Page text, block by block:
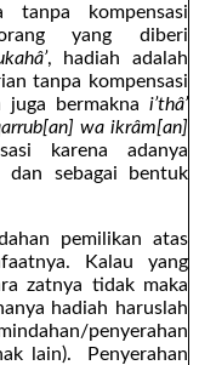
tanpa kompensasi
yang diberi
, hadiah adalah
tanpa kompensasi
juga bermakna i’thâ’
wa ikrâm[an]
karena adanya
dan sebagai bentuk
pemilikan atas
Kalau yang
zatnya tidak maka
hadiah haruslah
penyerahan
lain). Penyerahan